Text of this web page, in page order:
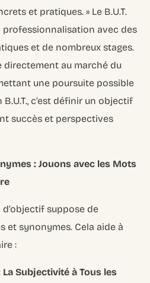
et pratiques. » Le B.U.T.
professionnalisation avec des
et de nombreux stages.
directement au marché du
une poursuite possible
B.U.T., c’est définir un objectif
succès et perspectives
: Jouons avec les Mots
suppose de
et synonymes. Cela aide à
:
Subjectivité à Tous les